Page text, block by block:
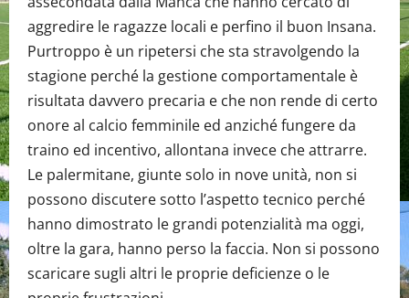
aggredire le ragazze locali e perfino il buon Insana.
Purtroppo è un ripetersi che sta stravolgendo la
stagione perché la gestione comportamentale è
risultata davvero precaria e che non rende di certo
onore al calcio femminile ed anziché fungere da
traino ed incentivo, allontana invece che attrarre.
Le palermitane, giunte solo in nove unità, non si
possono discutere sotto l’aspetto tecnico perché
hanno dimostrato le grandi potenzialità ma oggi,
oltre la gara, hanno perso la faccia. Non si possono
scaricare sugli altri le proprie deficienze o le